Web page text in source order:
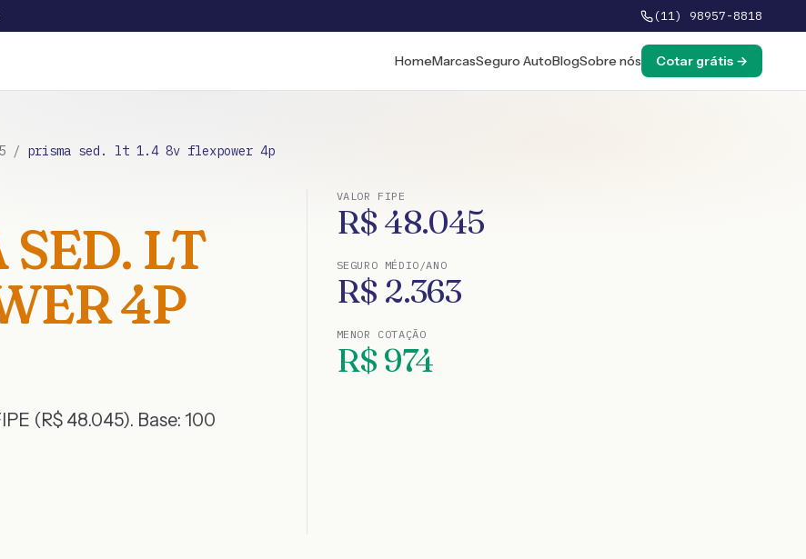
(11) 98957-8818
HomeMarcasSeguro AutoBlogSobre nós Cotar grátis →
/ prisma sed. lt 1.4 8v flexpower 4p
LT
4P
(R$ 48.045). Base: 100
VALOR FIPE
R$ 48.045
SEGURO MÉDIO/ANO
R$ 2.363
MENOR COTAÇÃO
R$ 974